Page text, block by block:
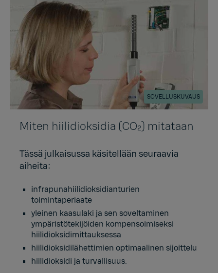
SOVELLUSKUVAUS
Miten hiilidioksidia (CO₂) mitataan
Tässä julkaisussa käsitellään seuraavia
aiheita:
infrapunahiilidioksidianturien
toimintaperiaate
yleinen kaasulaki ja sen soveltaminen
ympäristötekijöiden kompensoimiseksi
hiilidioksidimittauksessa
hiilidioksidilähettimien optimaalinen sijoittelu
hiilidioksidi ja turvallisuus.